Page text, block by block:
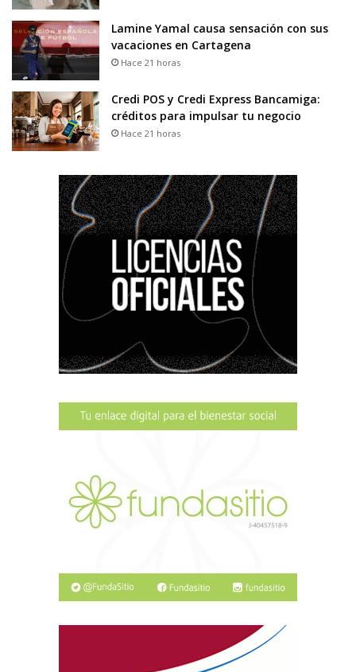
Lamine Yamal causa sensación con sus
vacaciones en Cartagena
Hace 21 horas
Credi POS y Credi Express Bancamiga:
créditos para impulsar tu negocio
Hace 21 horas